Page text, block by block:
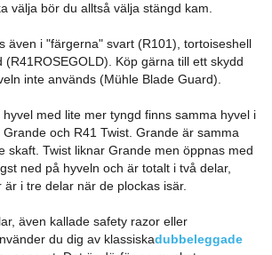
välja bör du alltså välja stängd kam.
även i "färgerna" svart (R101), tortoiseshell
(R41ROSEGOLD). Köp gärna till ett skydd
inte används (Mühle Blade Guard).
med lite mer tyngd finns samma hyvel i
och R41 Twist. Grande är samma
skaft. Twist liknar Grande men öppnas med
ned på hyveln och är totalt i två delar,
i tre delar när de plockas isär.
även kallade safety razor eller
du dig av klassiskadubbeleggade